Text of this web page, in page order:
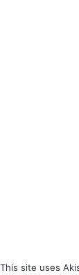
This site uses